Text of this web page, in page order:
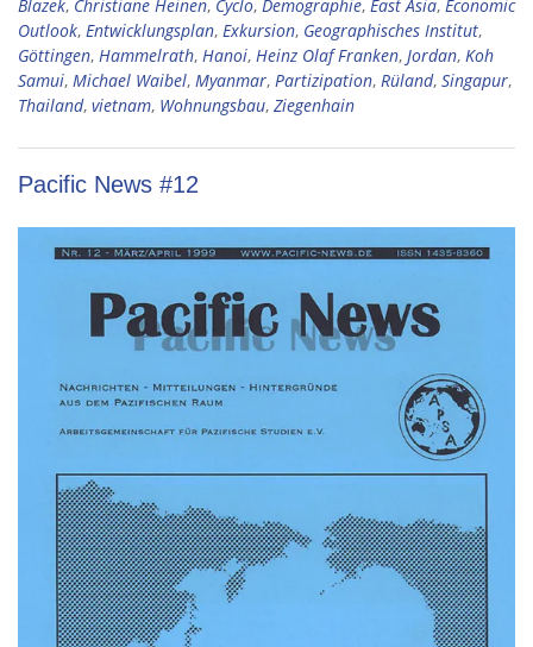
Blazek, Christiane Heinen, Cyclo, Demographie, East Asia, Economic
Outlook, Entwicklungsplan, Exkursion, Geographisches Institut,
Göttingen, Hammelrath, Hanoi, Heinz Olaf Franken, Jordan, Koh
Samui, Michael Waibel, Myanmar, Partizipation, Rüland, Singapur,
Thailand, vietnam, Wohnungsbau, Ziegenhain
Pacific News #12